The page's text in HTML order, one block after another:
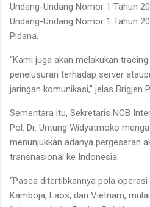
Undang-Undang Nomor 1 Tahun
Undang-Undang Nomor 1 Tahun
Pidana.
“Kami juga akan melakukan
penelusuran terhadap server
jaringan komunikasi,” jelas Brigjen
Sementara itu, Sekretaris NCB
Pol. Dr. Untung Widyatmoko
menunjukkan adanya pergeseran
transnasional ke Indonesia.
“Pasca ditertibkannya pola operasi
Kamboja, Laos, dan Vietnam,